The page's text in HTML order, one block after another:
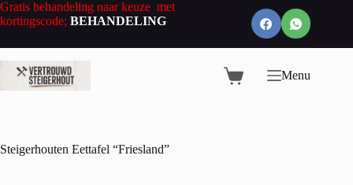
Ga
naar
inhoud
Gratis behandeling naar keuze met
kortingscode; BEHANDELING
WinkelwagenMenu
Steigerhouten Eettafel “Friesland”